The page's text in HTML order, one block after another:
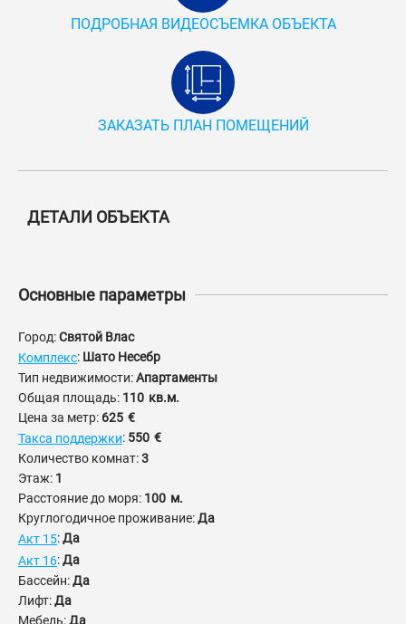
ПОДРОБНАЯ ВИДЕОСЪЕМКА ОБЪЕКТА
ЗАКАЗАТЬ ПЛАН ПОМЕЩЕНИЙ
ДЕТАЛИ ОБЪЕКТА
Основные параметры
Город:Святой Влас
Комплекс: Шато Несебр
Тип недвижимости:Апартаменты
Общая площадь: 110 кв.м.
Цена за метр: 625 €
Такса поддержки: 550 €
Количество комнат:3
Этаж: 1
Расстояние до моря: 100 м.
Круглогодичное проживание:Да
Акт 15:Да
Акт 16:Да
Бассейн:Да
Лифт:Да
Мебель:Да